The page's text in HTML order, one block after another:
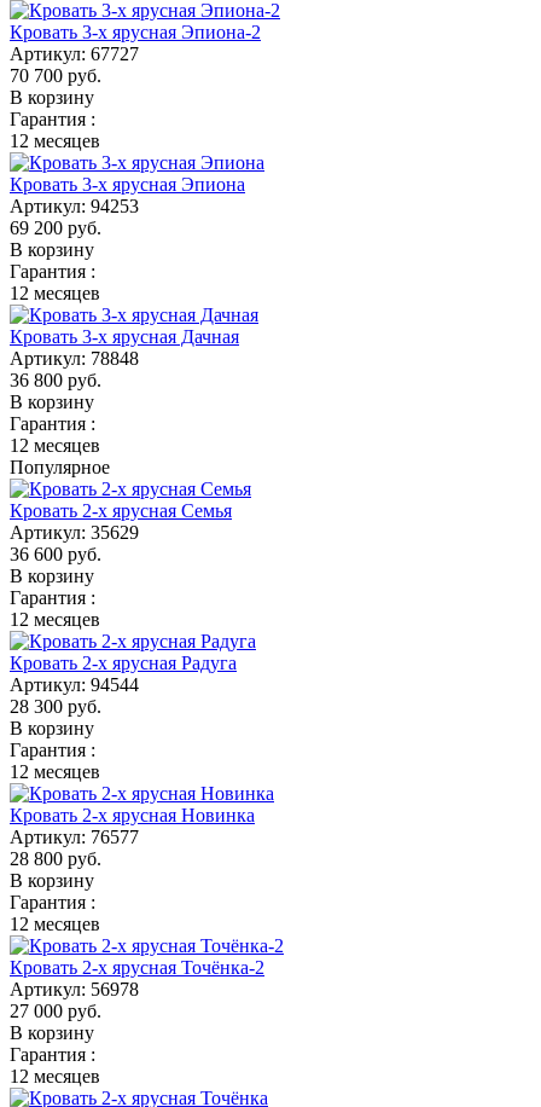
Кровать 3-х ярусная Эпиона-2
Артикул: 67727
70 700 руб.
В корзину
Гарантия :
12 месяцев
Кровать 3-х ярусная Эпиона
Артикул: 94253
69 200 руб.
В корзину
Гарантия :
12 месяцев
Кровать 3-х ярусная Дачная
Артикул: 78848
36 800 руб.
В корзину
Гарантия :
12 месяцев
Популярное
Кровать 2-х ярусная Семья
Артикул: 35629
36 600 руб.
В корзину
Гарантия :
12 месяцев
Кровать 2-х ярусная Радуга
Артикул: 94544
28 300 руб.
В корзину
Гарантия :
12 месяцев
Кровать 2-х ярусная Новинка
Артикул: 76577
28 800 руб.
В корзину
Гарантия :
12 месяцев
Кровать 2-х ярусная Точёнка-2
Артикул: 56978
27 000 руб.
В корзину
Гарантия :
12 месяцев